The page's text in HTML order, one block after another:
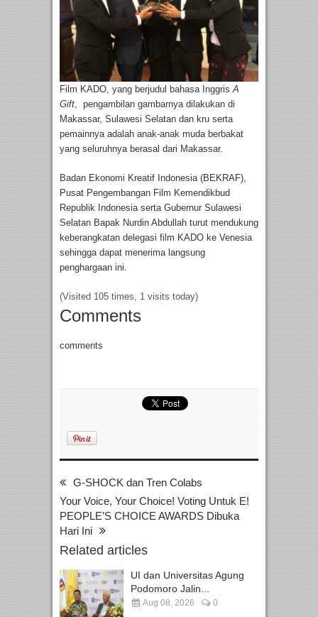
Film KADO, yang berjudul bahasa Inggris A
Gift , pengambilan gambarnya dilakukan di
Makassar, Sulawesi Selatan dan kru serta
pemainnya adalah anak-anak muda berbakat
yang seluruhnya berasal dari Makassar.
Badan Ekonomi Kreatif Indonesia (BEKRAF),
Pusat Pengembangan Film Kemendikbud
Republik Indonesia serta Gubernur Sulawesi
Selatan Bapak Nurdin Abdullah turut mendukung
keberangkatan delegasi film KADO ke Venesia
sehingga dapat menerima langsung
penghargaan ini.
(Visited 105 times, 1 visits today)
Comments
comments
G-SHOCK dan Tren Colabs
Your Voice, Your Choice! Voting Untuk E!
PEOPLE’S CHOICE AWARDS Dibuka
Hari Ini
Related articles
UI dan Universitas Agung
Podomoro Jalin...
Aug 08, 2026 0